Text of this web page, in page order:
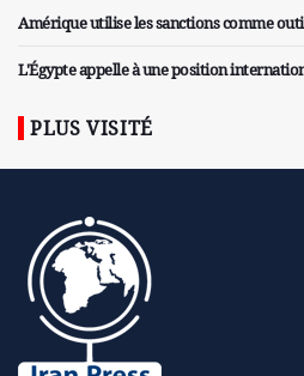
Amérique utilise les sanctions comme
L'Égypte appelle à une position
PLUS VISITÉ